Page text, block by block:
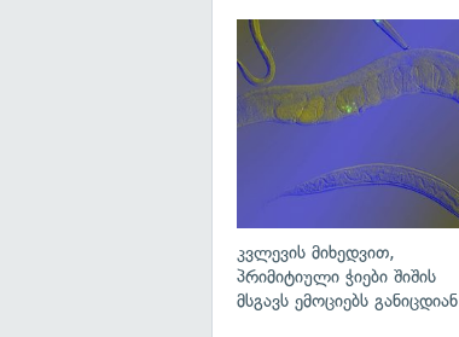
კვლევის მიხედვით,
პრიმიტიული ჭიები შიშის
მსგავს ემოციებს განიცდიან